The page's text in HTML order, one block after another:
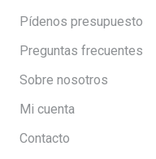
Pídenos presupuesto
Preguntas frecuentes
Sobre nosotros
Mi cuenta
Contacto